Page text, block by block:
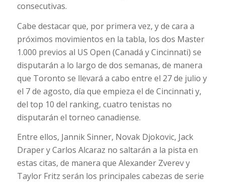
consecutivas.
Cabe destacar que, por primera vez, y de cara a
próximos movimientos en la tabla, los dos Master
1.000 previos al US Open (Canadá y Cincinnati) se
disputarán a lo largo de dos semanas, de manera
que Toronto se llevará a cabo entre el 27 de julio y
el 7 de agosto, día que empieza el de Cincinnati y,
del top 10 del ranking, cuatro tenistas no
disputarán el torneo canadiense.
Entre ellos, Jannik Sinner, Novak Djokovic, Jack
Draper y Carlos Alcaraz no saltarán a la pista en
estas citas, de manera que Alexander Zverev y
Taylor Fritz serán los principales cabezas de serie